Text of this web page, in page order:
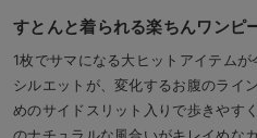
すとんと着られる楽ちんワンピ
1枚でサマになる大ヒットアイテム
シルエットが、変化するお腹のライ
めのサイドスリット入りで歩きやす